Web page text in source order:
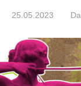
25.05.2023